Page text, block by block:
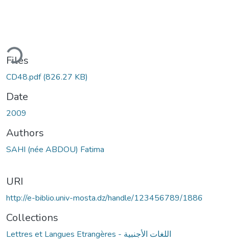
Files
CD48.pdf(826.27 KB)
Date
2009
Authors
SAHI (née ABDOU) Fatima
URI
http://e-biblio.univ-mosta.dz/handle/123456789/1886
Collections
Lettres et Langues Etrangères - اللغات الأجنبية